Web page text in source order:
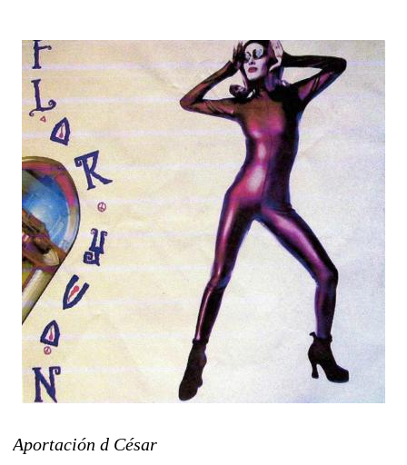
Aportación d César